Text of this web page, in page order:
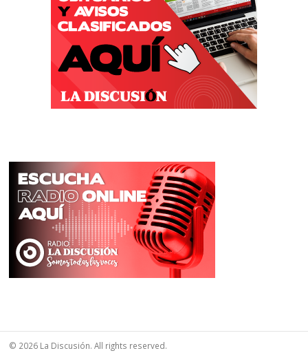
© 2026 La Discusión. All rights reserved.